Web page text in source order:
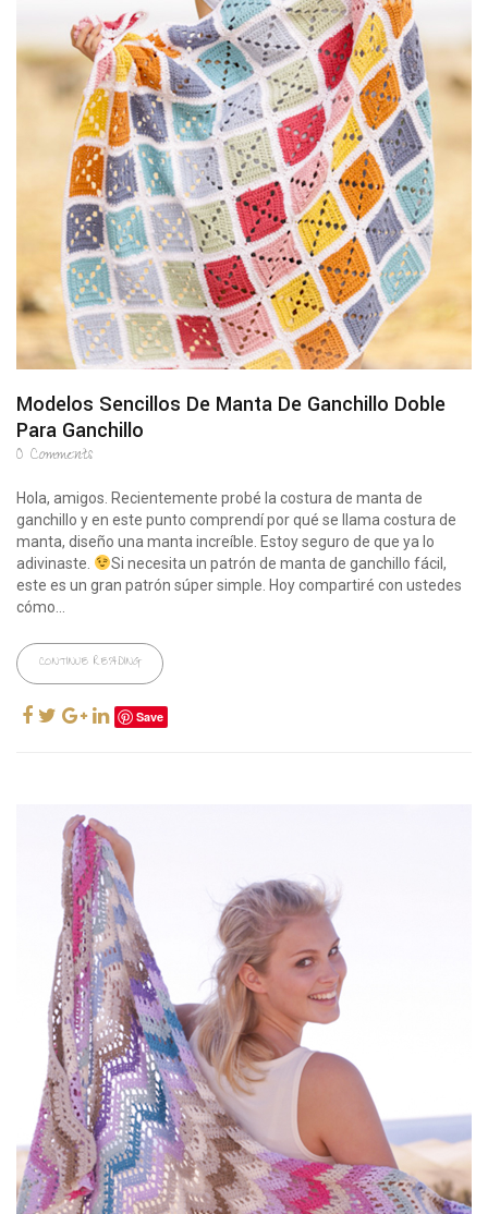
Modelos Sencillos De Manta De Ganchillo Doble
Para Ganchillo
0 Comments
Hola, amigos. Recientemente probé la costura de manta de
ganchillo y en este punto comprendí por qué se llama costura de
manta, diseño una manta increíble. Estoy seguro de que ya lo
adivinaste.
Si necesita un patrón de manta de ganchillo fácil,
este es un gran patrón súper simple. Hoy compartiré con ustedes
cómo...
CONTINUE READING
Save